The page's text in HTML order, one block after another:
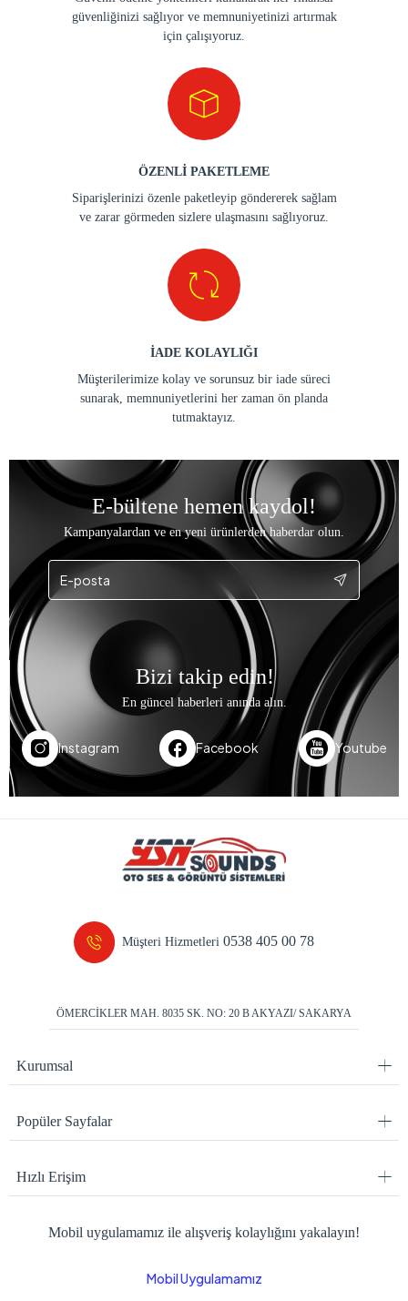
güvenliğinizi sağlıyor ve memnuniyetinizi artırmak
için çalışıyoruz.
ÖZENLİ PAKETLEME
Siparişlerinizi özenle paketleyip göndererek sağlam
ve zarar görmeden sizlere ulaşmasını sağlıyoruz.
İADE KOLAYLIĞI
Müşterilerimize kolay ve sorunsuz bir iade süreci
sunarak, memnuniyetlerini her zaman ön planda
tutmaktayız.
E-bültene hemen kaydol!
Kampanyalardan ve en yeni ürünlerden haberdar olun.
Bizi takip edin!
En güncel haberleri anında alın.
Instagram Facebook Youtube
Müşteri Hizmetleri0538 405 00 78
ÖMERCİKLER MAH. 8035 SK. NO: 20 B AKYAZI/ SAKARYA
Kurumsal
Popüler Sayfalar
Hızlı Erişim
Mobil uygulamamız ile alışveriş kolaylığını yakalayın!
Mobil Uygulamamız